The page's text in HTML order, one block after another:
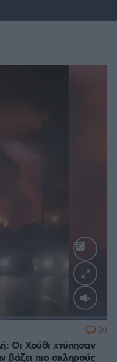
Οι Χούθι χτύπησαν
βάζει πιο σκληρούς
20